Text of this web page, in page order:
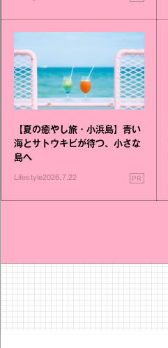
【夏の癒やし旅・小浜島】青い
海とサトウキビが待つ、小さな
島へ
Lifestyle2026.7.22 PR